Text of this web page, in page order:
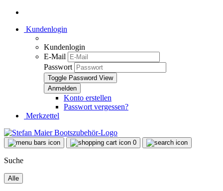
Kundenlogin
Kundenlogin
E-Mail
Passwort
Toggle Password View
Konto erstellen
Passwort vergessen?
Merkzettel
0
Suche
Alle